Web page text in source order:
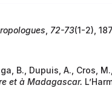
, 72-73(1-2),
B., Dupuis, A., Cros,
et à Madagascar.